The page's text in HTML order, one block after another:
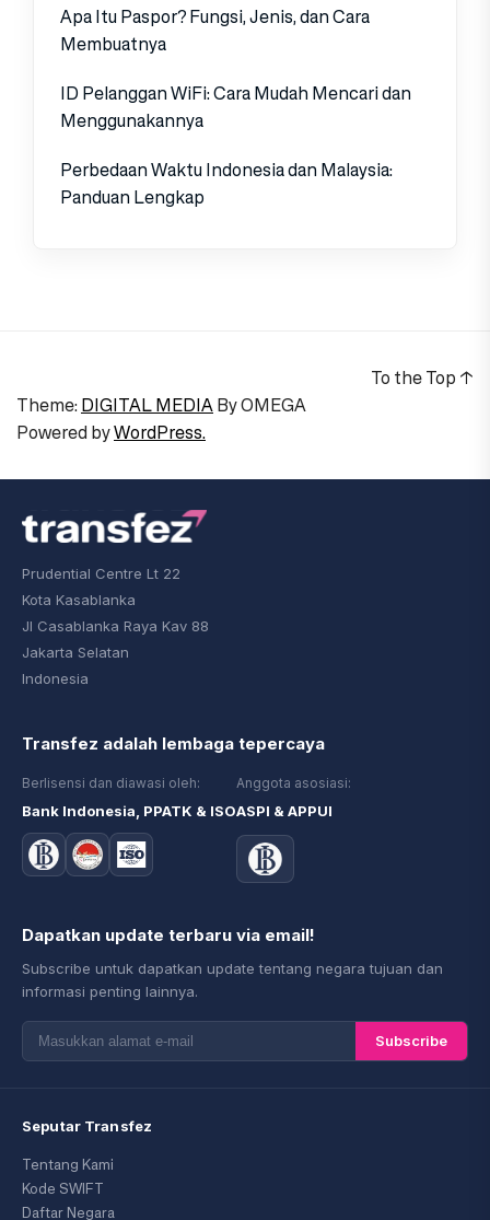
Apa Itu Paspor? Fungsi, Jenis, dan Cara
Membuatnya
ID Pelanggan WiFi: Cara Mudah Mencari dan
Menggunakannya
Perbedaan Waktu Indonesia dan Malaysia:
Panduan Lengkap
Theme: DIGITAL MEDIAByOMEGA
Powered byWordPress.
To the Top ↑
Prudential Centre Lt 22
Kota Kasablanka
Jl Casablanka Raya Kav 88
Jakarta Selatan
Indonesia
Transfez adalah lembaga tepercaya
Berlisensi dan diawasi oleh:
Bank Indonesia, PPATK & ISO
Anggota asosiasi:
ASPI & APPUI
Dapatkan update terbaru via email!
Subscribe untuk dapatkan update tentang negara tujuan dan
informasi penting lainnya.
Subscribe
Seputar Transfez
Tentang Kami
Kode SWIFT
Daftar Negara